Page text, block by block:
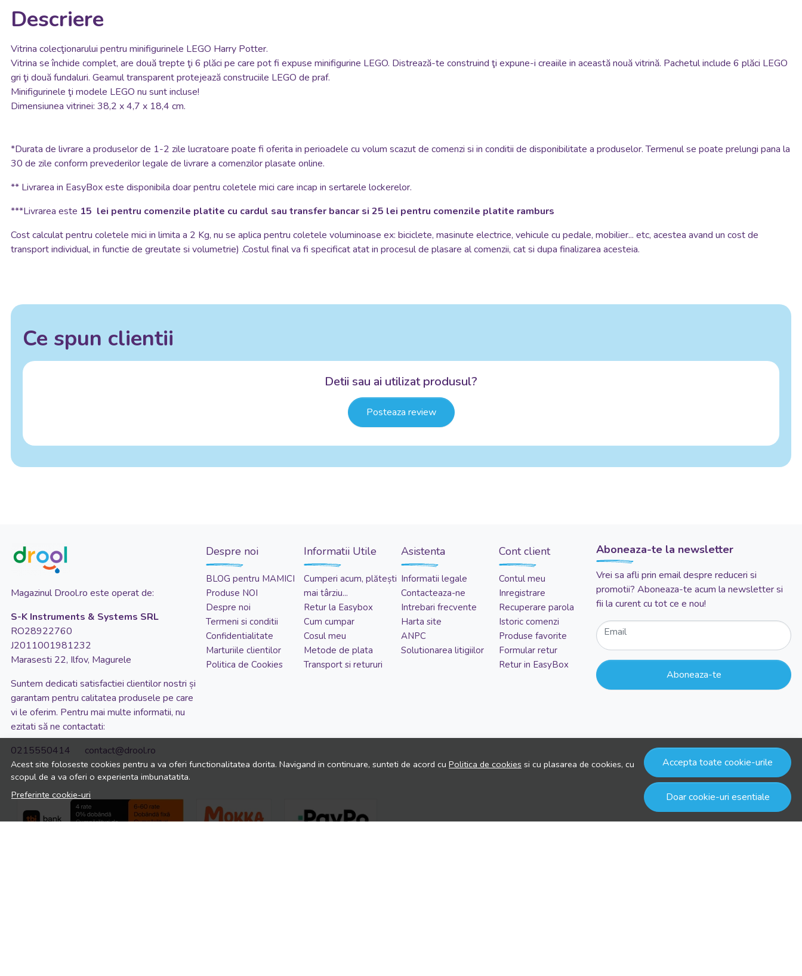
Descriere
Vitrina colecţionarului pentru minifigurinele LEGO Harry Potter.
Vitrina se închide complet, are două trepte ţi 6 plăci pe care pot fi expuse minifigurine LEGO. Distrează-te construind ţi expune-i creaiile in această nouă vitrină. Pachetul include 6 plăci LEGO
gri ţi două fundaluri. Geamul transparent protejează construciile LEGO de praf.
Minifigurinele ţi modele LEGO nu sunt incluse!
Dimensiunea vitrinei: 38,2 x 4,7 x 18,4 cm.
*Durata de livrare a produselor de 1-2 zile lucratoare poate fi oferita in perioadele cu volum scazut de comenzi si in conditii de disponibilitate a produselor. Termenul se poate prelungi pana la
30 de zile conform prevederilor legale de livrare a comenzilor plasate online.
** Livrarea in EasyBox este disponibila doar pentru coletele mici care incap in sertarele lockerelor.
***Livrarea este 15 lei pentru comenzile platite cu cardul sau transfer bancar si 25 lei pentru comenzile platite ramburs
Cost calculat pentru coletele mici in limita a 2 Kg, nu se aplica pentru coletele voluminoase ex: biciclete, masinute electrice, vehicule cu pedale, mobilier... etc, acestea avand un cost de
transport individual, in functie de greutate si volumetrie) .Costul final va fi specificat atat in procesul de plasare al comenzii, cat si dupa finalizarea acesteia.
Ce spun clientii
Detii sau ai utilizat produsul?
Posteaza review
Acest site foloseste cookies pentru a va oferi functionalitatea dorita. Navigand in continuare, sunteti de acord cu Politica de cookies si cu plasarea de cookies, cu
scopul de a va oferi o experienta imbunatatita.
Preferinte cookie-uri
Accepta toate cookie-urile
Doar cookie-uri esentiale
Magazinul Drool.ro este operat de:
S-K Instruments & Systems SRL
RO28922760
J2011001981232
Marasesti 22, Ilfov, Magurele
Suntem dedicati satisfactiei clientilor nostri și
garantam pentru calitatea produsele pe care
vi le oferim. Pentru mai multe informatii, nu
ezitati să ne contactati:
0215550414 contact@drool.ro
Despre noi
BLOG pentru MAMICI
Produse NOI
Despre noi
Termeni si conditii
Confidentialitate
Marturiile clientilor
Politica de Cookies
Informatii Utile
Cumperi acum, plătești
mai târziu...
Retur la Easybox
Cum cumpar
Cosul meu
Metode de plata
Transport si retururi
Asistenta
Informatii legale
Contacteaza-ne
Intrebari frecvente
Harta site
ANPC
Solutionarea litigiilor
Cont client
Contul meu
Inregistrare
Recuperare parola
Istoric comenzi
Produse favorite
Formular retur
Retur in EasyBox
Aboneaza-te la newsletter
Vrei sa afli prin email despre reduceri si
promotii? Aboneaza-te acum la newsletter si
fii la curent cu tot ce e nou!
Email
Aboneaza-te